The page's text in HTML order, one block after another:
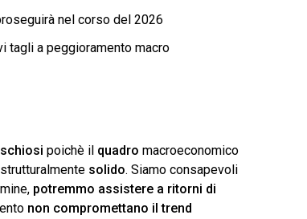
nel corso del 2026
tagli a peggioramento macro
poichè il quadro macroeconomico
solido. Siamo consapevoli
potremmo assistere a ritorni di
non compromettano il trend